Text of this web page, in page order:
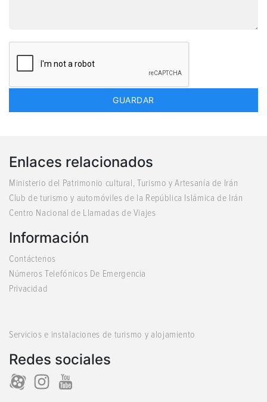
Enlaces relacionados
Ministerio del Patrimonio cultural, Turismo y Artesanía de Irán
Club de turismo y automóviles de la República Islámica de Irán
Centro Nacional de Llamadas de Viajes
Información
Contáctenos
Números Telefónicos De Emergencia
Privacidad
Servicios e instalaciones de turismo y alojamiento
Redes sociales